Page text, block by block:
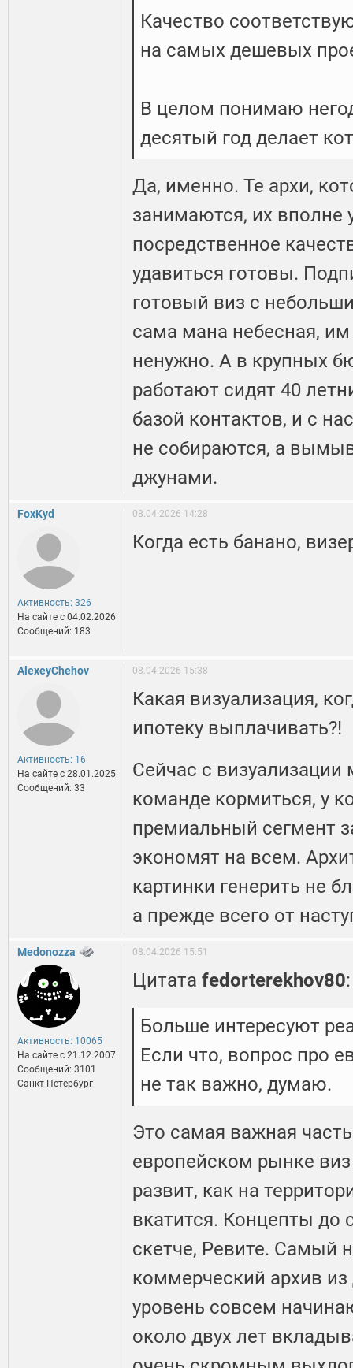
Качество
на самых дешевых
В целом понимаю
десятый год делает
Да, именно. Те архи,
занимаются, их вполне
посредственное
удавиться готовы.
готовый виз с
сама мана небесная, им
ненужно. А в крупных
работают сидят 40
базой контактов, и с
не собираются, а
джунами.
FoxKyd
Активность: 326
На сайте c 04.02.2026
Сообщений: 183
08.04.2026 14:28
Когда есть банано,
AlexeyChehov
Активность: 16
На сайте c 28.01.2025
Сообщений: 33
08.04.2026 15:38
Какая визуализация,
ипотеку выплачивать?!
Сейчас с
команде кормиться, у
премиальный сегмент
экономят на всем.
картинки генерить не
а прежде всего от
Medonozza
Активность: 10065
На сайте c 21.12.2007
Сообщений: 3101
Санкт-Петербург
08.04.2026 15:51
Цитата fedorterekhov80:
Больше интересуют
Если что, вопрос про
не так важно, думаю.
Это самая важная
европейском рынке
развит, как на
вкатится. Концепты до
скетче, Ревите. Самый
коммерческий архив
уровень совсем
около двух лет